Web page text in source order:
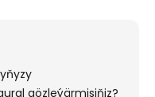
gözleýärmisiňiz?